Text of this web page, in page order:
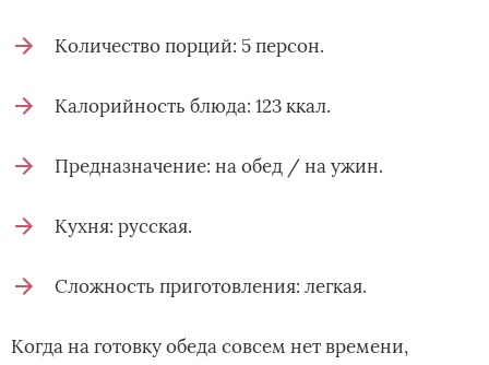
Количество порций: 5 персон.
Калорийность блюда: 123 ккал.
Предназначение: на обед / на ужин.
Кухня: русская.
Сложность приготовления: легкая.
Когда на готовку обеда совсем нет времени,